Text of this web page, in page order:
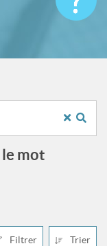
mot
Filtrer Trier